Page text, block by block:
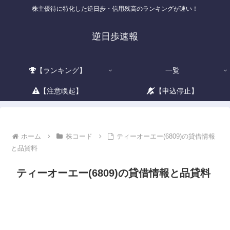
株主優待に特化した逆日歩・信用残高のランキングが速い！
逆日歩速報
【ランキング】 一覧
【注意喚起】 【申込停止】
ホーム 株コード
ティーオーエー(6809)の貸借情報
と品貸料
ティーオーエー(6809)の貸借情報と品貸料